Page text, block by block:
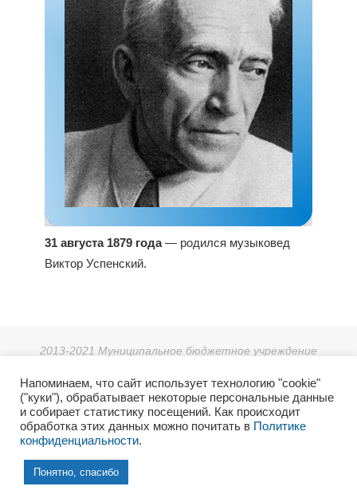
31 августа 1879 года— родился музыковед
Виктор Успенский.
2013-2021 Муниципальное бюджетное учреждение
Зеи».
г. Зея, мкр. Светлый 38, тел: 8 (41658) 3-08-55.
2021г. Отдел культуры и архивного дела Администрации
Напоминаем, что сайт использует технологию "cookie"
("куки"), обрабатывает некоторые персональные данные
и собирает статистику посещений. Как происходит
обработка этих данных можно почитать в Политике
конфиденциальности.
Понятно, спасибо